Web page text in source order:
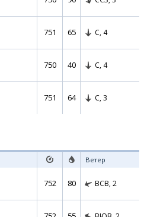
751 65 С, 4
750 40 С, 4
751 64 С, 3
Ветер
752 80 ВСВ, 2